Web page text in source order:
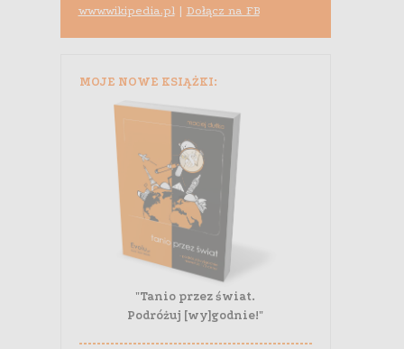
www.wikipedia.pl| Dołącz na FB
MOJE NOWE KSIĄŻKI:
"Tanio przez świat.
Podróżuj [wy]godnie!"